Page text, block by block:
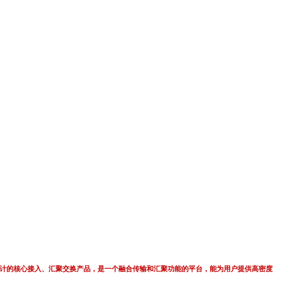
核心接入、汇聚交换产品，是一个融合传输和汇聚功能的平台，能为用户提供高密度